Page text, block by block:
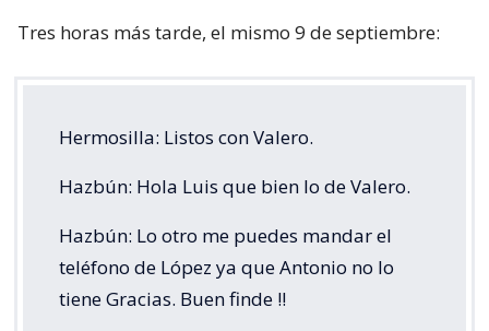
Tres horas más tarde, el mismo 9 de septiembre:
Hermosilla: Listos con Valero.
Hazbún: Hola Luis que bien lo de Valero.
Hazbún: Lo otro me puedes mandar el
teléfono de López ya que Antonio no lo
tiene Gracias. Buen finde !!